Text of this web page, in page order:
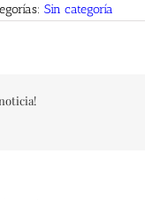
Sin categoría